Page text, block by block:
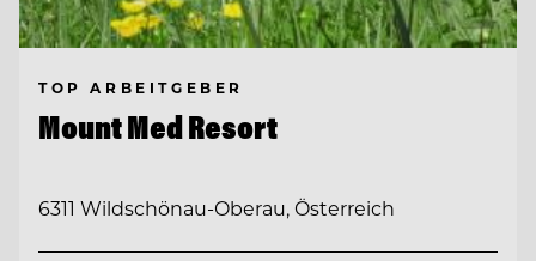
TOP ARBEITGEBER
Mount Med Resort
6311 Wildschönau-Oberau, Österreich